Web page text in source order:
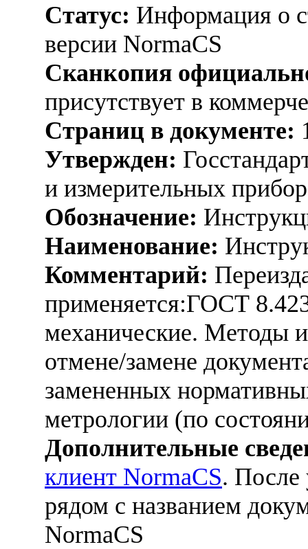
Статус: Информация о
версии NormaCS
Сканкопия
присутствует в
Страниц в документе:
Утвержден:
и измерительных
Обозначение:
Наименование:
Комментарий:
применяется:ГОСТ
механические. Методы
отмене/замене
замененных
метрологии (по
Дополнительные
клиент NormaCS. После
рядом с названием
NormaCS